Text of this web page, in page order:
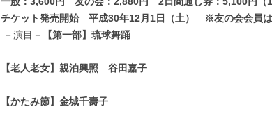
チケット発売開始 平成30年12月1日（土） ※友の会会員は
－演目－
【第一部】琉球舞踊
【老人老女】親泊興照 谷田嘉子
【かたみ節】金城千壽子